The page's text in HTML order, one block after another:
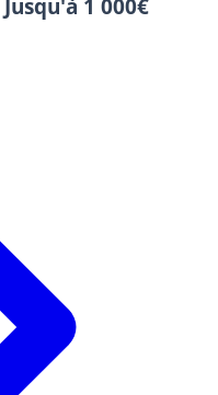
Jusqu'à 1 000€